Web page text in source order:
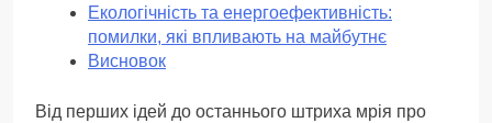
Екологічність та енергоефективність:
помилки, які впливають на майбутнє
Висновок
Від перших ідей до останнього штриха мрія про